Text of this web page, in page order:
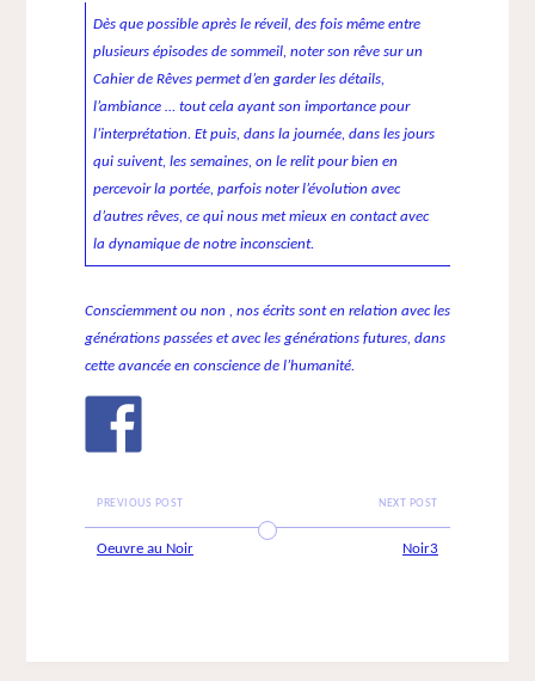
Dès que possible après le réveil, des fois même entre
plusieurs épisodes de sommeil, noter son rêve sur un
Cahier de Rêves permet d’en garder les détails,
l’ambiance … tout cela ayant son importance pour
l’interprétation. Et puis, dans la journée, dans les jours
qui suivent, les semaines, on le relit pour bien en
percevoir la portée, parfois noter l’évolution avec
d’autres rêves, ce qui nous met mieux en contact avec
la dynamique de notre inconscient.
Consciemment ou non , nos écrits sont en relation avec les
générations passées et avec les générations futures, dans
cette avancée en conscience de l’humanité.
PREVIOUS POST
Oeuvre au Noir
NEXT POST
Noir3